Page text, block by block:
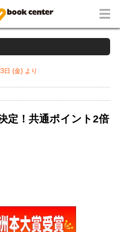
日 (金) より
定！共通ポイント2倍